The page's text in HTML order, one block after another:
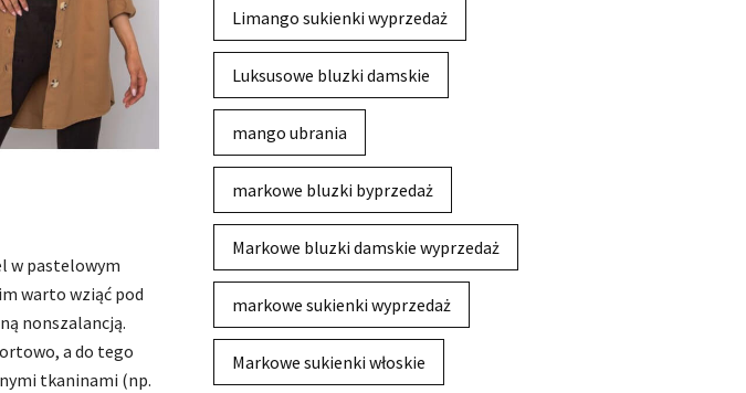
w pastelowym
warto wziąć pod
nonszalancją.
a do tego
tkaninami (np.
Limango sukienki wyprzedaż
Luksusowe bluzki damskie
mango ubrania
markowe bluzki byprzedaż
Markowe bluzki damskie wyprzedaż
markowe sukienki wyprzedaż
Markowe sukienki włoskie